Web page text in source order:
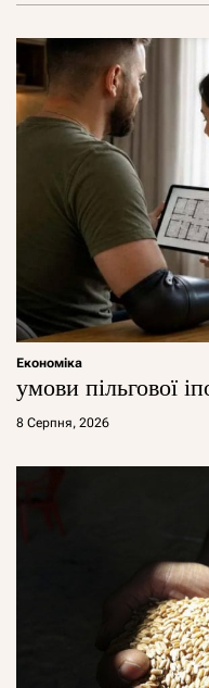
Економіка
умови пільгової
8 Серпня, 2026